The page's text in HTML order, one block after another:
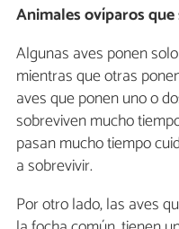
Animales ovíparos que
Algunas aves ponen solo
mientras que otras
aves que ponen uno o
sobreviven mucho
pasan mucho tiempo
a sobrevivir.
Por otro lado, las aves